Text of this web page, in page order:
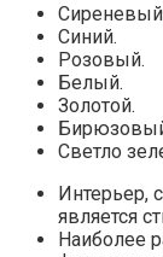
Синий.
Розовый.
Белый.
Золотой.
Светло
Интерьер,
является
Наиболее